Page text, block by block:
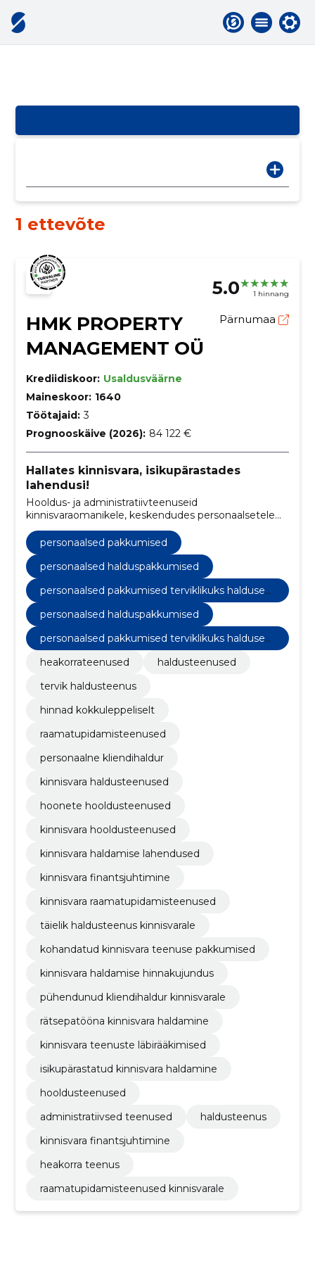
1 ettevõte
5.0 1 hinnang
HMK PROPERTY
MANAGEMENT OÜ
Pärnumaa
Krediidiskoor: Usaldusväärne
Maineskoor: 1640
Töötajaid: 3
Prognooskäive (2026): 84 122 €
Hallates kinnisvara, isikupärastades
lahendusi!
Hooldus- ja administratiivteenuseid
kinnisvaraomanikele, keskendudes personaalsetele
lahendustele ja klientide rahulolule.
personaalsed pakkumised
personaalsed halduspakkumised
personaalsed pakkumised terviklikuks haldusek
personaalsed halduspakkumised
personaalsed pakkumised terviklikuks haldusek
s
heakorrateenused
haldusteenused
tervik haldusteenus
hinnad kokkuleppeliselt
raamatupidamisteenused
personaalne kliendihaldur
kinnisvara haldusteenused
hoonete hooldusteenused
kinnisvara hooldusteenused
kinnisvara haldamise lahendused
kinnisvara finantsjuhtimine
kinnisvara raamatupidamisteenused
täielik haldusteenus kinnisvarale
kohandatud kinnisvara teenuse pakkumised
kinnisvara haldamise hinnakujundus
pühendunud kliendihaldur kinnisvarale
rätsepatööna kinnisvara haldamine
kinnisvara teenuste läbirääkimised
isikupärastatud kinnisvara haldamine
hooldusteenused
administratiivsed teenused
haldusteenus
kinnisvara finantsjuhtimine
heakorra teenus
raamatupidamisteenused kinnisvarale